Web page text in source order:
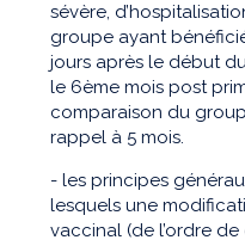
sévère,
groupe ayant
jours après le début
le 6ème mois post
comparaison du
rappel à 5 mois.
- les principes
lesquels une
vaccinal (de l’ordre